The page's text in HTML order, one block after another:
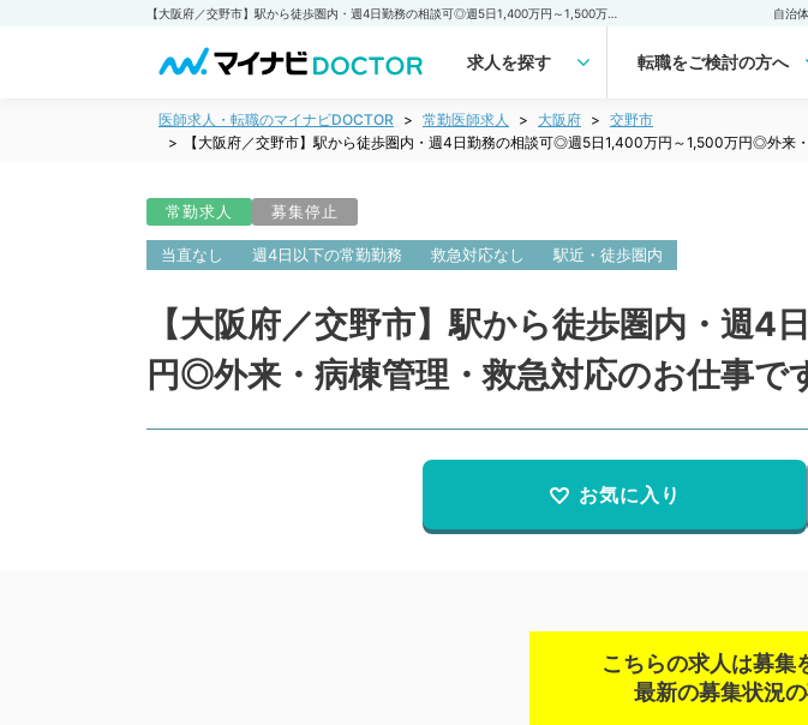
自治
求人を探す 転職をご検討の方へ
医師求人・転職のマイナビDOCTOR 常勤医師求人 大阪府
交野市
【大阪府／交野市】駅から徒歩圏内・週4日勤務の相談可◎週5日1,400万円～1,500万円◎外来
常勤求人 募集停止
当直なし 週4日以下の常勤勤務 救急対応なし 駅近・徒歩圏内
【大阪府／交野市】駅から徒歩圏内・週
円◎外来・病棟管理・救急対応のお仕事で
お気に入り
こちらの求人は募集
最新の募集状況